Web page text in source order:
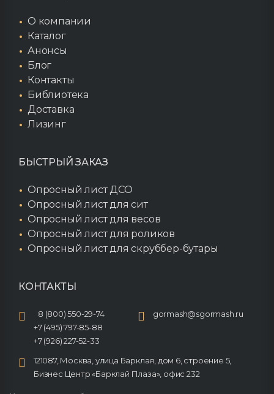
О компании
Каталог
Анонсы
Блог
Контакты
Библиотека
Доставка
Лизинг
БЫСТРЫЙ ЗАКАЗ
Опросный лист ДСО
Опросный лист для сит
Опросный лист для весов
Опросный лист для роликов
Опросный лист для скруббер-бутары
КОНТАКТЫ
8 (800) 550-29-74
+7 (495) 797-85-88
+7 (926) 227-52-33
gormash@sgormash.ru
121087, Москва, улица Барклая, дом 6, строение 5,
Бизнес Центр «Барклай Плаза», офис 232